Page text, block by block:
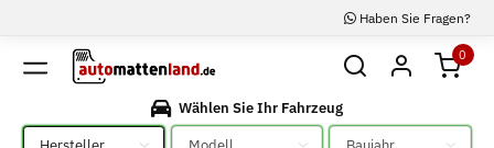
Haben Sie Fragen?
0
Wählen Sie Ihr Fahrzeug
Bitte auswählen
Bitte auswählen Bitte auswählen